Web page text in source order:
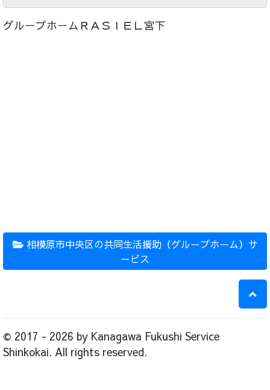
グループホームＲＡＳＩＥＬ宮下
相模原市中央区の共同生活援助（グループホーム）サ
ービス
© 2017 - 2026 by Kanagawa Fukushi Service
Shinkokai. All rights reserved.